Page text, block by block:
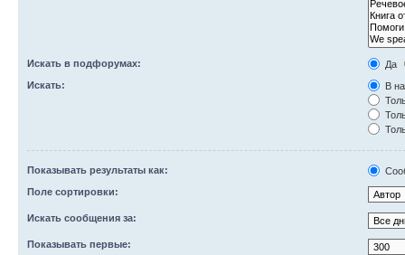
Искать в подфорумах:
Да
Искать:
В
Показывать результаты как:
Поле сортировки:
Искать сообщения за:
Показывать первые: